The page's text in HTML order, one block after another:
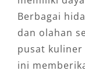
Berbagai
dan olahan
pusat
ini